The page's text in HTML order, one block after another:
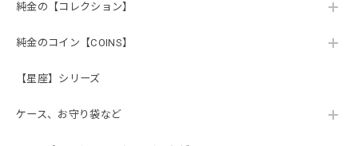
純金の【コレクション】
純金のコイン【COINS】
【星座】シリーズ
ケース、お守り袋など